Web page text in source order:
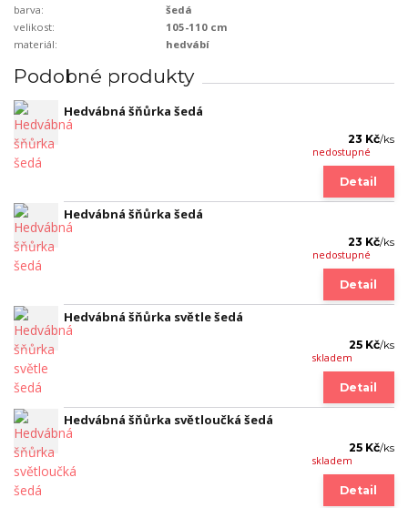
barva:
šedá
velikost:
105-110 cm
materiál:
hedvábí
Podobné produkty
Hedvábná šňůrka šedá
23 Kč/ks
nedostupné
Detail
Hedvábná šňůrka šedá
23 Kč/ks
nedostupné
Detail
Hedvábná šňůrka světle šedá
25 Kč/ks
skladem
Detail
Hedvábná šňůrka světloučká šedá
25 Kč/ks
skladem
Detail